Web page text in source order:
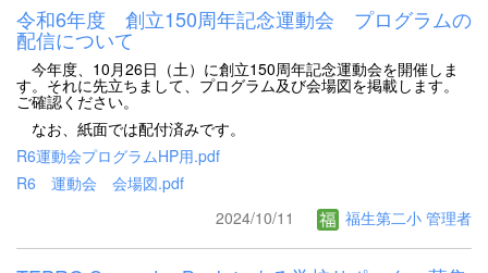
令和6年度 創立150周年記念運動会 プログラムの
配信について
今年度、10月26日（土）に創立150周年記念運動会を開催しま
す。それに先立ちまして、プログラム及び会場図を掲載します。
ご確認ください。
なお、紙面では配付済みです。
R6運動会プログラムHP用.pdf
R6 運動会 会場図.pdf
2024/10/11
福生第二小 管理者